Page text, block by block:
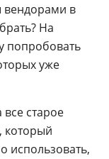
вендорами в
На
попробовать
уже
старое
который
использовать,